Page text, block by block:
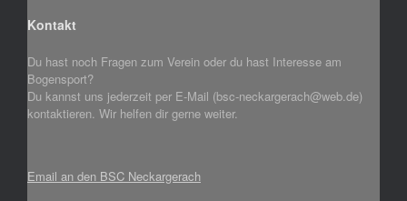
Kontakt
Du hast noch Fragen zum Verein oder du hast Interesse am
Bogensport?
Du kannst uns jederzeit per E-Mail (bsc-neckargerach@web.de)
kontaktieren. Wir helfen dir gerne weiter.
Email an den BSC Neckargerach